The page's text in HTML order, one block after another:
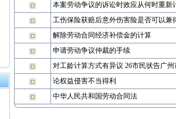
本案劳动争议的诉讼时效应从何时重新
工伤保险获赔后意外伤害险是否可以兼
解除劳动合同经济补偿金的计算
申请劳动争议仲裁的手续
对工龄计算方式有异议 26市民状告广州
论权益侵害不当得利
中华人民共和国劳动合同法